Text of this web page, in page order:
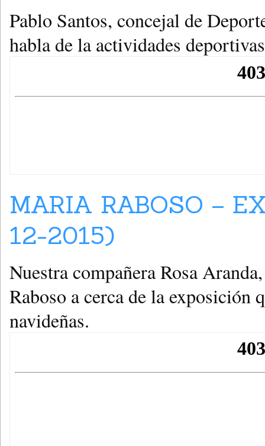
Pablo Santos, concejal de
habla de la actividades
MARIA RABOSO –
12-2015)
Nuestra compañera Rosa
Raboso a cerca de la exposición
navideñas.